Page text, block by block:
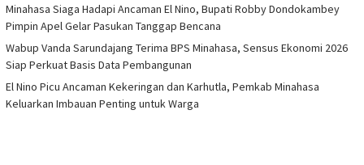
Minahasa Siaga Hadapi Ancaman El Nino, Bupati Robby Dondokambey
Pimpin Apel Gelar Pasukan Tanggap Bencana
Wabup Vanda Sarundajang Terima BPS Minahasa, Sensus Ekonomi 2026
Siap Perkuat Basis Data Pembangunan
El Nino Picu Ancaman Kekeringan dan Karhutla, Pemkab Minahasa
Keluarkan Imbauan Penting untuk Warga